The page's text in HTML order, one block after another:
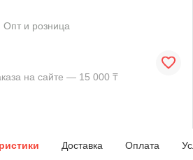
Опт и розница
на сайте — 15 000 ₸
Доставка Оплата